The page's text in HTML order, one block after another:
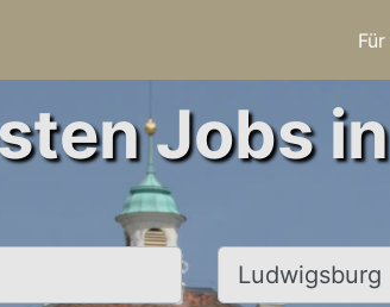
Jobs
Ort, Stadt